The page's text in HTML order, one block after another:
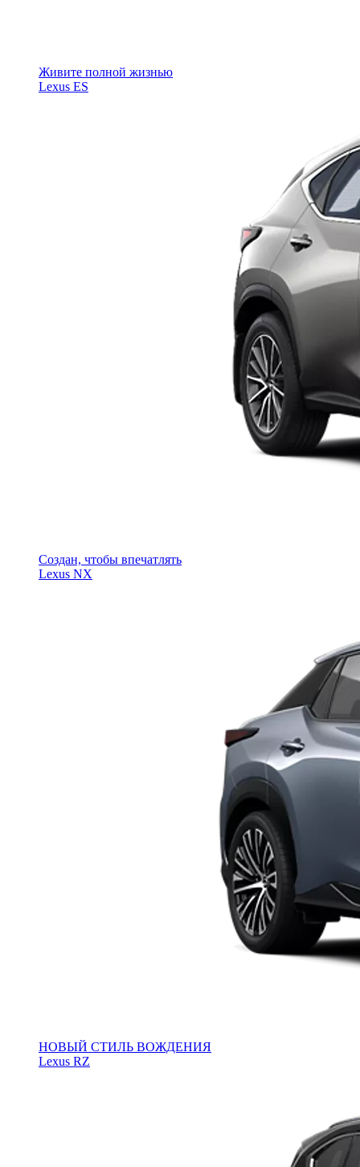
Живите полной жизнью
Lexus ES
Создан, чтобы впечатлять
Lexus NX
НОВЫЙ СТИЛЬ ВОЖДЕНИЯ
Lexus RZ